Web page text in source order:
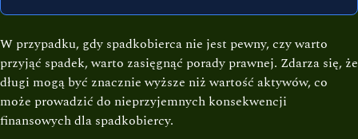
W przypadku, gdy spadkobierca nie jest pewny, czy warto
przyjąć spadek, warto zasięgnąć porady prawnej. Zdarza się, że
długi mogą być znacznie wyższe niż wartość aktywów, co
może prowadzić do nieprzyjemnych konsekwencji
finansowych dla spadkobiercy.